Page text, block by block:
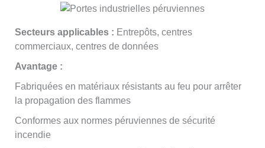
Secteurs applicables : Entrepôts, centres
commerciaux, centres de données
Avantage :
Fabriquées en matériaux résistants au feu pour arrêter
la propagation des flammes
Conformes aux normes péruviennes de sécurité
incendie